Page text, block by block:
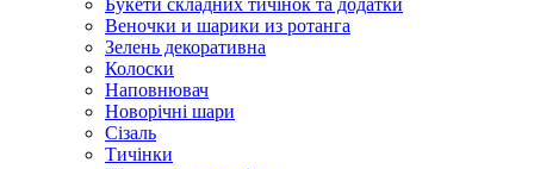
Букети складних тичінок та додатки
Веночки и шарики из ротанга
Зелень декоративна
Колоски
Наповнювач
Новорічні шари
Сізаль
Тичінки